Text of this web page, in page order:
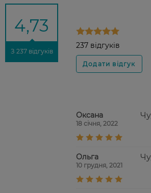
4,73
З 237 відгуків
237 відгуків
Оксана
18 січня, 2022
Ольга
10 грудня, 2021